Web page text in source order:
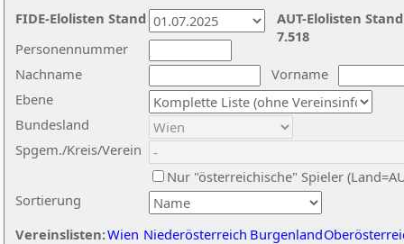
Nachname
Vorname
Ebene
Sortierung
Personennummer
Bundesland
Spgem./Kreis/Verein
Nur "österreichische" Spieler
Vereinslisten:Wien Niederösterreich Burgenland
AUT-Elolisten
7.518
FIDE-Elolisten Stand